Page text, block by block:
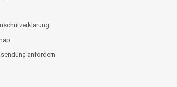
anfordern